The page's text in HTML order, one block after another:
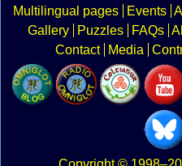
Multilingual pages
Events
Gallery
Puzzles FAQs
Contact
Media